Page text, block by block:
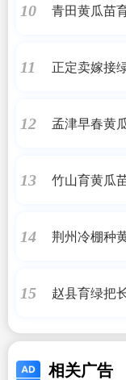
10
青田黄瓜苗
11
正定卖嫁接
12
孟津早春黄
13
竹山育黄瓜
14
荆州冷棚种
15
赵县育绿把
相关广告